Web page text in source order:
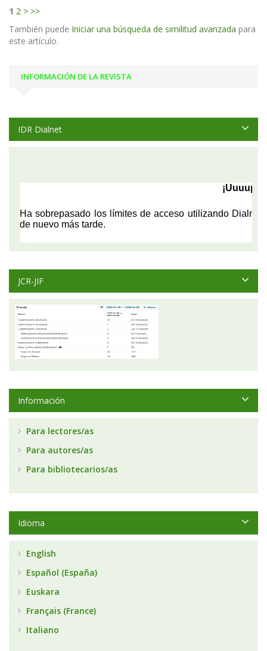
1 2 > >>
También puede Iniciar una búsqueda de similitud avanzada para
este artículo.
INFORMACIÓN DE LA REVISTA
IDR Dialnet
JCR-JIF
Información
Para lectores/as
Para autores/as
Para bibliotecarios/as
Idioma
English
Español (España)
Euskara
Français (France)
Italiano